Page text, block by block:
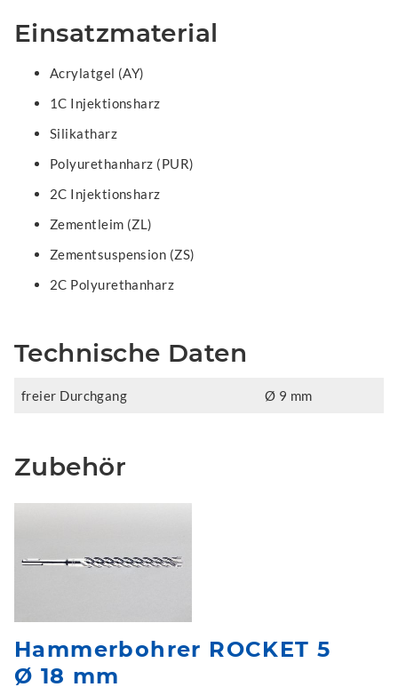
Einsatzmaterial
Acrylatgel (AY)
1C Injektionsharz
Silikatharz
Polyurethanharz (PUR)
2C Injektionsharz
Zementleim (ZL)
Zementsuspension (ZS)
2C Polyurethanharz
Technische Daten
freier Durchgang Ø 9 mm
Zubehör
Hammerbohrer ROCKET 5
Ø 18 mm